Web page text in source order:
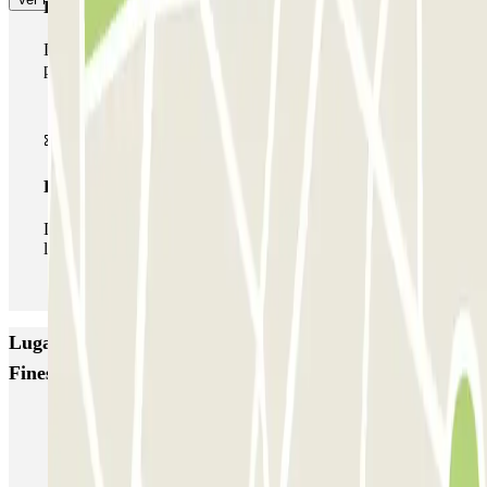
Pase multiparking
Durante tu estancia podrás hacer uso de toda la red de
parkings de este operador disponibles en Parclick.
Pase ilimitado
Durante tu estancia podrás entrar y salir del parking todas
las veces que quieras.
Lugares y eventos interesantes cerca de INDIGO
Finestrelles